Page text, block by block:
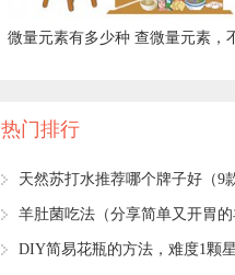
微量元素有多少种 查微量元素，
热门排行
天然苏打水推荐哪个牌子好（9
水评测）
羊肚菌吃法（分享简单又开胃
常吃法）
​DIY简易花瓶的方法，难度1颗